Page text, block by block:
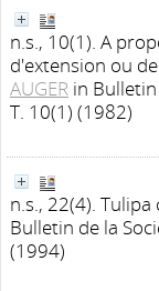
n.s., 10(1). A
d'extension ou
AUGER in
T. 10(1) (1982)
n.s., 22(4).
Bulletin de la
(1994)